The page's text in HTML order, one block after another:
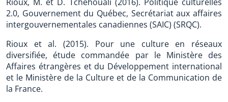
2.0, Gouvernement du Québec, Secrétariat aux affaires
intergouvernementales canadiennes (SAIC) (SRQC).
Rioux et al. (2015). Pour une culture en réseaux
diversifiée, étude commandée par le Ministère des
Affaires étrangères et du Développement international
et le Ministère de la Culture et de la Communication de
la France.